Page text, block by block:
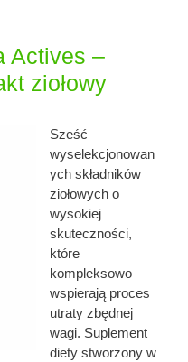
Actives –
ziołowy
Sześć
wyselekcjonowan
ych składników
ziołowych o
wysokiej
skuteczności,
które
kompleksowo
wspierają proces
utraty zbędnej
wagi. Suplement
diety stworzony w